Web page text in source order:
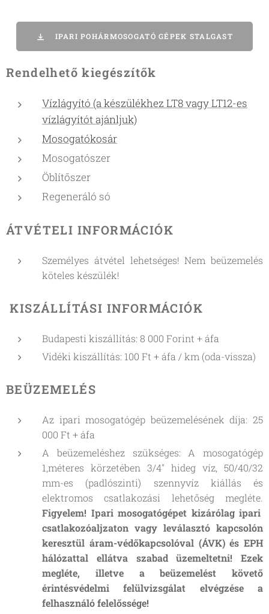
IPARI POHÁRMOSOGATÓ GÉPEK STALGAST
Rendelhető kiegészítők
Vízlágyító (a készülékhez LT8 vagy LT12-es
vízlágyítót ajánljuk)
Mosogatókosár
Mosogatószer
Öblítőszer
Regeneráló só
ÁTVÉTELI INFORMÁCIÓK
Személyes átvétel lehetséges! Nem beüzemelés
köteles készülék!
KISZÁLLÍTÁSI INFORMÁCIÓK
Budapesti kiszállítás: 8 000 Forint + áfa
Vidéki kiszállítás: 100 Ft + áfa / km (oda-vissza)
BEÜZEMELÉS
Az ipari mosogatógép beüzemelésének díja: 25
000 Ft + áfa
A beüzemeléshez szükséges: A mosogatógép
1,méteres körzetében 3/4" hideg víz, 50/40/32
mm-es (padlószinti) szennyvíz kiállás és
elektromos csatlakozási lehetőség megléte.
Figyelem! Ipari mosogatógépet kizárólag ipari
csatlakozóaljzaton vagy leválasztó kapcsolón
keresztül áram-védőkapcsolóval (ÁVK) és EPH
hálózattal ellátva szabad üzemeltetni! Ezek
megléte, illetve a beüzemelést követő
érintésvédelmi felülvizsgálat elvégzése a
felhasználó felelőssége!